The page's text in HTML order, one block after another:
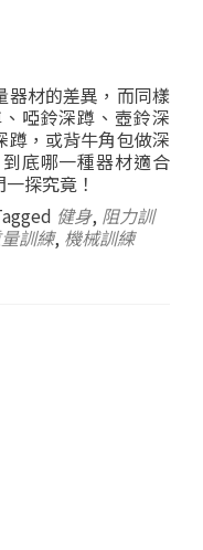
器材的差異，而同樣
啞鈴深蹲、壺鈴深
蹲，或背牛角包做深
底哪一種器材適合
探究竟！
健身, 阻力訓
訓練, 機械訓練